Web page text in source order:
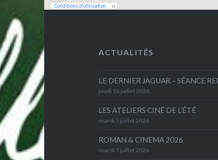
ACTUALITÉS
LE DERNIER JAGUAR – SÉANCE
jeudi 16 juillet 2026
LES ATELIERS CINÉ DE L’ÉTÉ
mardi 7 juillet 2026
ROMAN & CINEMA 2026
mardi 7 juillet 2026